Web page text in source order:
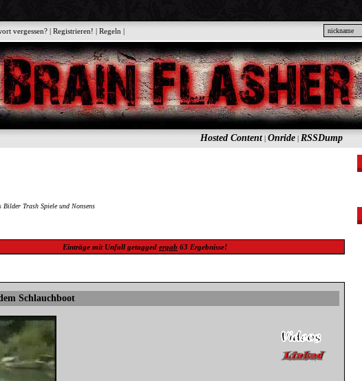
vergessen? |Registrieren! |Regeln |
Hosted Content| Onride| RSSDump
Bilder Trash Spiele und Nonsens
Einträge mit Unfallgetagged ergab 63Ergebnisse!
Schlauchboot